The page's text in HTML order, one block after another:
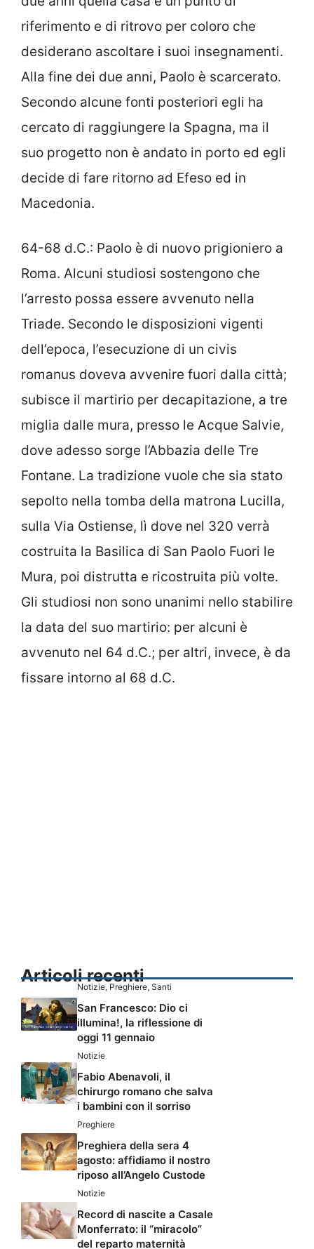
riferimento e di ritrovo per coloro che
desiderano ascoltare i suoi insegnamenti.
Alla fine dei due anni, Paolo è scarcerato.
Secondo alcune fonti posteriori egli ha
cercato di raggiungere la Spagna, ma il
suo progetto non è andato in porto ed egli
decide di fare ritorno ad Efeso ed in
Macedonia.
64-68 d.C.: Paolo è di nuovo prigioniero a
Roma. Alcuni studiosi sostengono che
l’arresto possa essere avvenuto nella
Triade. Secondo le disposizioni vigenti
dell’epoca, l’esecuzione di un civis
romanus doveva avvenire fuori dalla città;
subisce il martirio per decapitazione, a tre
miglia dalle mura, presso le Acque Salvie,
dove adesso sorge l’Abbazia delle Tre
Fontane. La tradizione vuole che sia stato
sepolto nella tomba della matrona Lucilla,
sulla Via Ostiense, lì dove nel 320 verrà
costruita la Basilica di San Paolo Fuori le
Mura, poi distrutta e ricostruita più volte.
Gli studiosi non sono unanimi nello stabilire
la data del suo martirio: per alcuni è
avvenuto nel 64 d.C.; per altri, invece, è da
fissare intorno al 68 d.C.
Articoli recenti
Notizie, Preghiere, Santi
San Francesco: Dio ci
illumina!, la riflessione di
oggi 11 gennaio
Notizie
Fabio Abenavoli, il
chirurgo romano che salva
i bambini con il sorriso
Preghiere
Preghiera della sera 4
agosto: affidiamo il nostro
riposo all’Angelo Custode
Notizie
Record di nascite a Casale
Monferrato: il “miracolo”
del reparto maternità